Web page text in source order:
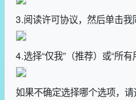
3.阅读许可协议，然后单击我
4.选择“仅我”（推荐）或“所有
如果不确定选择哪个选项，